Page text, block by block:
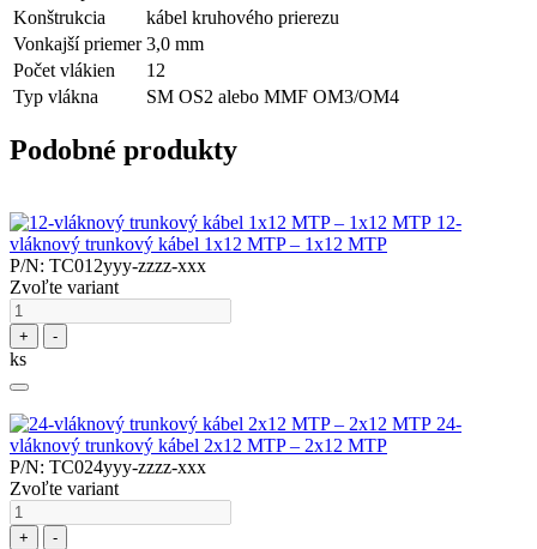
Konštrukcia
kábel kruhového prierezu
Vonkajší priemer 3,0 mm
Počet vlákien
12
Typ vlákna
SM OS2 alebo MMF OM3/OM4
Podobné produkty
12-
vláknový trunkový kábel 1x12 MTP – 1x12 MTP
P/N: TC012yyy-zzzz-xxx
Zvoľte variant
+ -
ks
24-
vláknový trunkový kábel 2x12 MTP – 2x12 MTP
P/N: TC024yyy-zzzz-xxx
Zvoľte variant
+ -